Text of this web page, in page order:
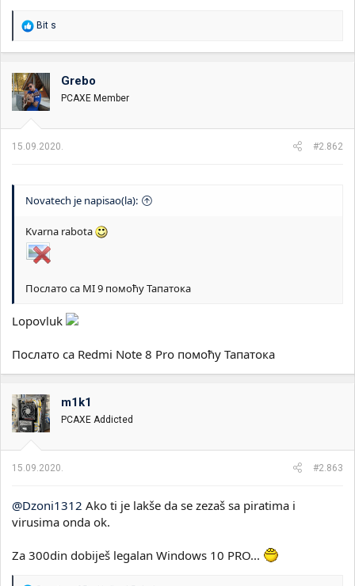
R
a
o
v
a
n
:
Bit s
Grebo
PCAXE Member
15.09.2020. #2.862
Novatech je napisao(la):
Kvarna rabota
Послато са MI 9 помоћу Тапатока
Lopovluk
Послато са Redmi Note 8 Pro помоћу Тапатока
m1k1
PCAXE Addicted
15.09.2020. #2.863
@Dzoni1312 Ako ti je lakše da se zezaš sa piratima i
virusima onda ok.
Za 300din dobiješ legalan Windows 10 PRO...